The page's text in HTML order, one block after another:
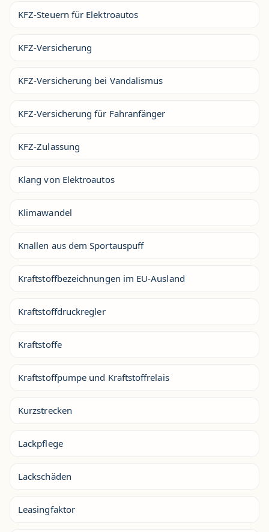
KFZ-Steuern für Elektroautos
KFZ-Versicherung
KFZ-Versicherung bei Vandalismus
KFZ-Versicherung für Fahranfänger
KFZ-Zulassung
Klang von Elektroautos
Klimawandel
Knallen aus dem Sportauspuff
Kraftstoffbezeichnungen im EU-Ausland
Kraftstoffdruckregler
Kraftstoffe
Kraftstoffpumpe und Kraftstoffrelais
Kurzstrecken
Lackpflege
Lackschäden
Leasingfaktor